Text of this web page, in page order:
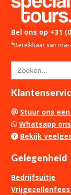
Bel ons op +31
*Bereikbaar van ma-
Zoek
naar:
Stuur ons
Whatsapp ons
Bekijk
Gelegenheid
Bedrijfsuitje